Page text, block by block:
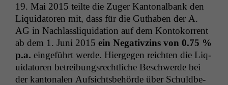
19. Mai 2015 teilte die Zuger Kan­ton­al­bank den
Liq­uida­toren mit, dass für die Guthaben der A.
AG in Nach­lassliq­ui­da­tion auf dem Kon­toko­r­rent
ab dem 1. Juni 2015 ein Neg­a­tivzins von 0.75 %
p.a. einge­führt werde. Hierge­gen reicht­en die Liq­
uida­toren betrei­bungsrechtliche Beschw­erde bei
der kan­tonalen Auf­sichts­be­hörde über Schuld­be­